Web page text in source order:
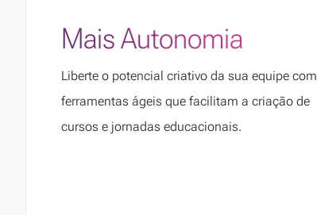
Mais Autonomia
Liberte o potencial criativo da sua equipe com
ferramentas ágeis que facilitam a criação de
cursos e jornadas educacionais.